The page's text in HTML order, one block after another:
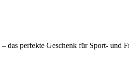
das perfekte Geschenk für Sport- und